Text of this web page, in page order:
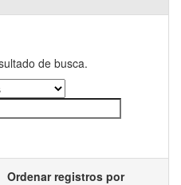
de busca.
Ordenar registros por